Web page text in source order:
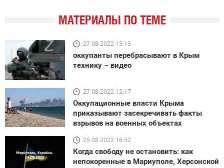
МАТЕРИАЛЫ ПО ТЕМЕ
27.08.2022 13:13
оккупанты перебрасывают в Крым
технику – видео
27.08.2022 12:17
Оккупационные власти Крыма
приказывают засекречивать факты
взрывов на военных объектах
25.08.2022 16:52
Когда свободу не остановить: как
непокоренные в Мариуполе, Херсонской